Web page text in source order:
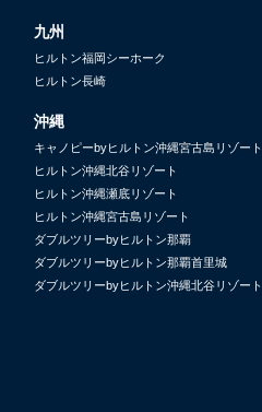
九州
ヒルトン福岡シーホーク
ヒルトン長崎
沖縄
キャノピーbyヒルトン沖縄宮古島リゾート
ヒルトン沖縄北谷リゾート
ヒルトン沖縄瀬底リゾート
ヒルトン沖縄宮古島リゾート
ダブルツリーbyヒルトン那覇
ダブルツリーbyヒルトン那覇首里城
ダブルツリーbyヒルトン沖縄北谷リゾート